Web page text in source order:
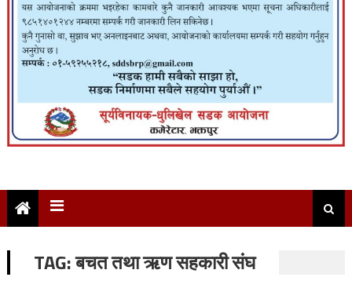
TAG:बचत तथा ऋण सहकारी संघ